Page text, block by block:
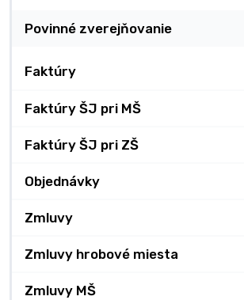
Povinné zverejňovanie
Faktúry
Faktúry ŠJ pri MŠ
Faktúry ŠJ pri ZŠ
Objednávky
Zmluvy
Zmluvy hrobové miesta
Zmluvy MŠ